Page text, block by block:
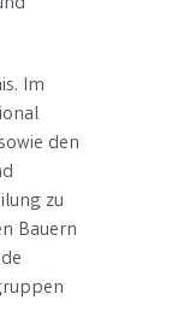
Im
den
zu
Bauern